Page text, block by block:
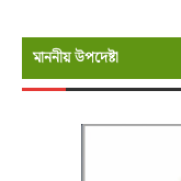
মাননীয় উপদেষ্টা